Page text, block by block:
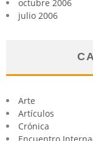
octubre 2006
julio 2006
Arte
Artículos
Crónica